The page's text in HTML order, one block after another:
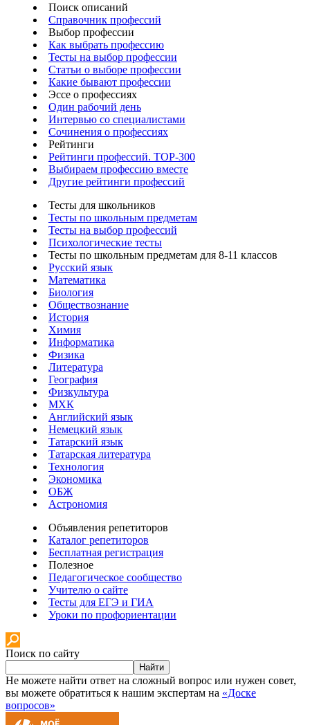
Поиск описаний
Справочник профессий
Выбор профессии
Как выбрать профессию
Тесты на выбор профессии
Статьи о выборе профессии
Какие бывают профессии
Эссе о профессиях
Один рабочий день
Интервью со специалистами
Сочинения о профессиях
Рейтинги
Рейтинги профессий. TOP-300
Выбираем профессию вместе
Другие рейтинги профессий
Тесты для школьников
Тесты по школьным предметам
Тесты на выбор профессий
Психологические тесты
Тесты по школьным предметам для 8-11 классов
Русский язык
Математика
Биология
Обществознание
История
Химия
Информатика
Физика
Литература
География
Физкультура
МХК
Английский язык
Немецкий язык
Татарский язык
Татарская литература
Технология
Экономика
ОБЖ
Астрономия
Объявления репетиторов
Каталог репетиторов
Бесплатная регистрация
Полезное
Педагогическое сообщество
Учителю о сайте
Тесты для ЕГЭ и ГИА
Уроки по профориентации
Поиск по сайту
Найти
Не можете найти ответ на сложный вопрос или нужен совет,
вы можете обратиться к нашим экспертам на «Доске
вопросов»